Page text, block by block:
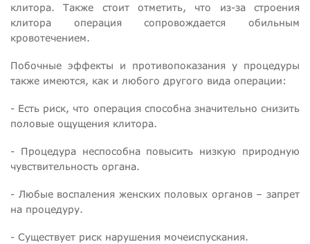
клитора. Также стоит отметить, что из-за строения
клитора операция сопровождается обильным
кровотечением.
Побочные эффекты и противопоказания у процедуры
также имеются, как и любого другого вида операции:
- Есть риск, что операция способна значительно снизить
половые ощущения клитора.
- Процедура неспособна повысить низкую природную
чувствительность органа.
- Любые воспаления женских половых органов – запрет
на процедуру.
- Существует риск нарушения мочеиспускания.